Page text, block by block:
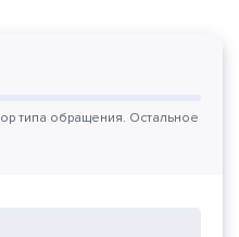
типа обращения. Остальное